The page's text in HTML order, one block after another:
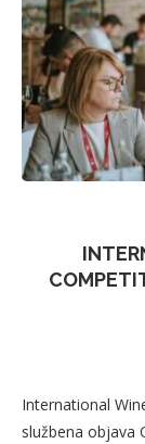
International
službena objava